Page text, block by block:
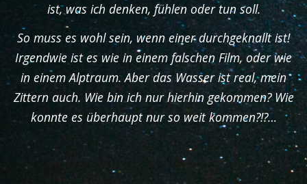
ist, was ich denken, fühlen oder tun soll.
So muss es wohl sein, wenn einer durchgeknallt ist!
Irgendwie ist es wie in einem falschen Film, oder wie
in einem Alptraum. Aber das Wasser ist real, mein
Zittern auch. Wie bin ich nur hierhin gekommen? Wie
konnte es überhaupt nur so weit kommen?!?…